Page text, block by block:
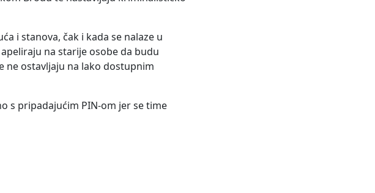
i stanova, čak i kada se nalaze u
na starije osobe da budu
ne ostavljaju na lako dostupnim
s pripadajućim PIN-om jer se time